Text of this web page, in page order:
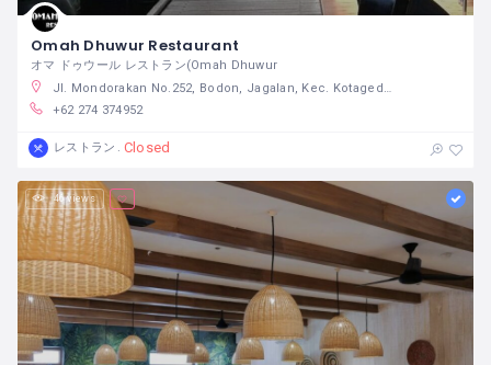
Omah Dhuwur Restaurant
オマ ドゥウール レストラン(Omah Dhuwur
Jl. Mondorakan No.252, Bodon, Jagalan, Kec. Kotagede, Bantul, Daerah Istimewa Yogyakarta 55192
+62 274 374952
レストラン Closed
46 views